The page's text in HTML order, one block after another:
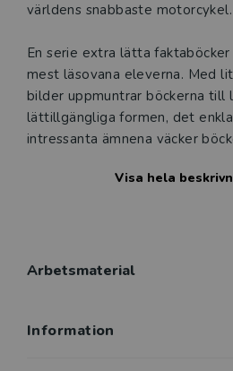
världens snabbaste motorcykel.
En serie extra lätta
mest läsovana eleverna. Med
bilder uppmuntrar böckerna till
lättillgängliga formen, det
intressanta ämnena väcker
har en innehållsförteckning och
Visa hela
Arbetsmaterial
Information